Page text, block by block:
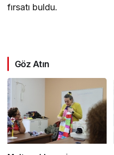
fırsatı buldu.
Göz Atın